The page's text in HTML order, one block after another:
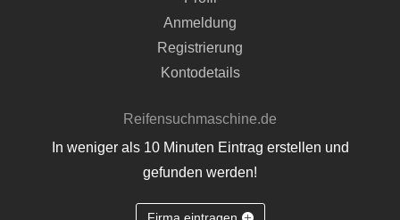
Anmeldung
Registrierung
Kontodetails
Reifensuchmaschine.de
In weniger als 10 Minuten Eintrag erstellen und
gefunden werden!